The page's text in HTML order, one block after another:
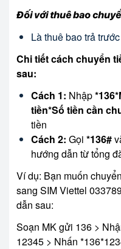
Đối với thuê bao
Là thuê bao trả
Chi tiết cách chuyển
sau:
Cách 1: Nhập
tiền*Số tiền cần
tiền
Cách 2: Gọi *136#
hướng dẫn từ tổng
Ví dụ: Bạn muốn
sang SIM Viettel
dẫn sau:
Soạn MK gửi 136 >
12345 > Nhấn